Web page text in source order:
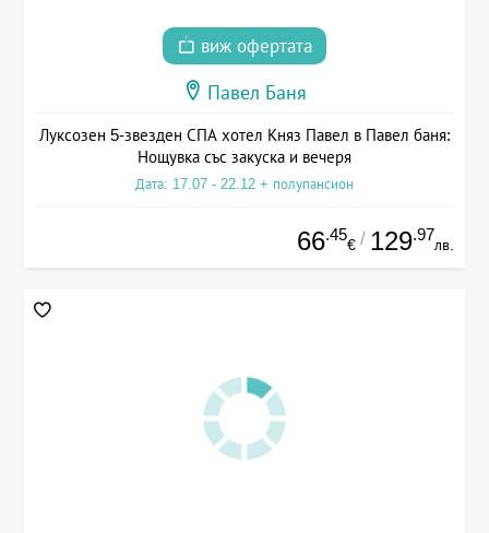
виж офертата
Павел Баня
Луксозен 5-звезден СПА хотел Княз Павел в Павел баня:
Нощувка със закуска и вечеря
Дата: 17.07 - 22.12 + полупансион
66.45
€ / 129.97
лв.